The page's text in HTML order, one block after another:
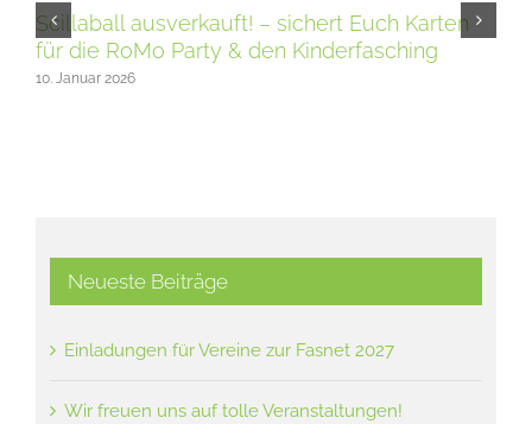
Scillaball ausverkauft! – sichert Euch Karten
für die RoMo Party & den Kinderfasching
10. Januar 2026
Neueste Beiträge
Einladungen für Vereine zur Fasnet 2027
Wir freuen uns auf tolle Veranstaltungen!